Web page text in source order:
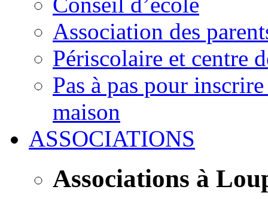
Association des
Périscolaire et centre
Pas à pas pour
maison
ASSOCIATIONS
Associations à